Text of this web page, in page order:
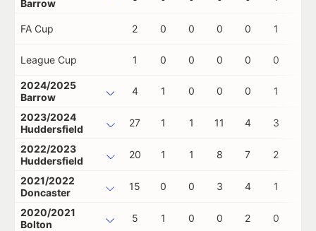
Barrow
FA Cup 2 0 0 0 0 1
League Cup 1 0 0 0 0 0
2024/2025
Barrow
4 1 0 0 0 1
2023/2024
Huddersfield
27 1 1 11 4 3
2022/2023
Huddersfield
20 1 1 8 7 2
2021/2022
Doncaster
15 0 0 3 4 1
2020/2021
Bolton
5 1 0 0 2 0